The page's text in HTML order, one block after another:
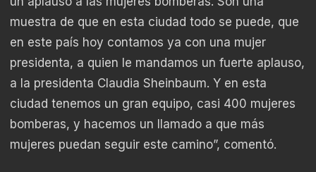
muestra de que en esta ciudad todo se puede, que
en este país hoy contamos ya con una mujer
presidenta, a quien le mandamos un fuerte aplauso,
a la presidenta Claudia Sheinbaum. Y en esta
ciudad tenemos un gran equipo, casi 400 mujeres
bomberas, y hacemos un llamado a que más
mujeres puedan seguir este camino”, comentó.